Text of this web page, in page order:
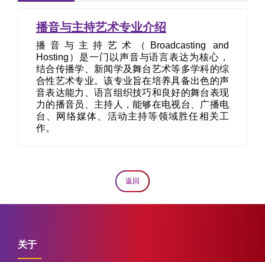
播音与主持艺术专业介绍
播音与主持艺术（Broadcasting and
Hosting）是一门以声音与语言表达为核心，
结合传播学、新闻学及舞台艺术等多学科的综
合性艺术专业。该专业旨在培养具备出色的声
音表达能力、语言组织技巧和良好的舞台表现
力的播音员、主持人，能够在电视台、广播电
台、网络媒体、活动主持等领域胜任相关工
作。
返回
关于